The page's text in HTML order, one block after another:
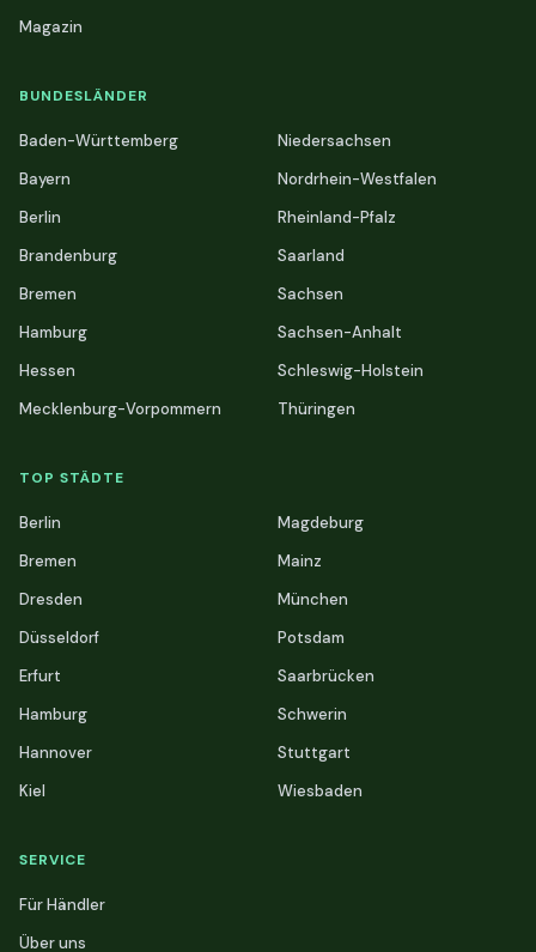
Magazin
BUNDESLÄNDER
Baden-Württemberg
Bayern
Berlin
Brandenburg
Bremen
Hamburg
Hessen
Mecklenburg-Vorpommern
Niedersachsen
Nordrhein-Westfalen
Rheinland-Pfalz
Saarland
Sachsen
Sachsen-Anhalt
Schleswig-Holstein
Thüringen
TOP STÄDTE
Berlin
Bremen
Dresden
Düsseldorf
Erfurt
Hamburg
Hannover
Kiel
Magdeburg
Mainz
München
Potsdam
Saarbrücken
Schwerin
Stuttgart
Wiesbaden
SERVICE
Für Händler
Über uns